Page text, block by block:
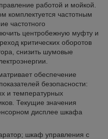
работой и мойкой.
комплектуется частотным
частотного
центробежную муфту и
критических оборотов
снизить шумовые
обеспечение
безопасности:
и температурных
Текущие значения
дисплее шкафа
шкаф управления с